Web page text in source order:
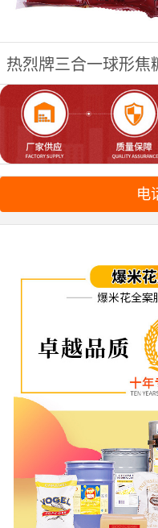
热烈牌三合一球形焦
电